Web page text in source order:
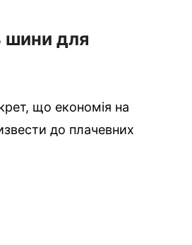
шини для
що економія на
до плачевних